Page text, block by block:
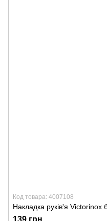
Код товара: 4007108
Накладка руків'я
139 грн